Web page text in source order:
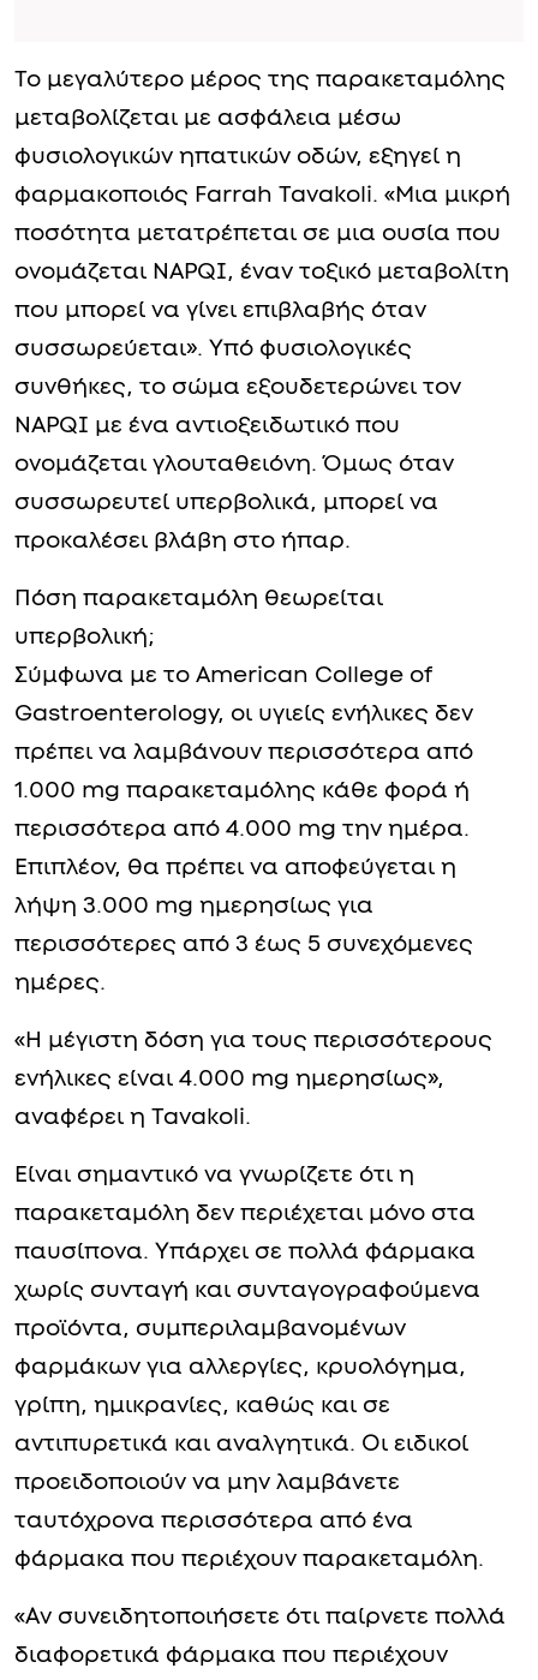
Το μεγαλύτερο μέρος της παρακεταμόλης
μεταβολίζεται με ασφάλεια μέσω
φυσιολογικών ηπατικών οδών, εξηγεί η
φαρμακοποιός Farrah Tavakoli. «Μια μικρή
ποσότητα μετατρέπεται σε μια ουσία που
ονομάζεται NAPQI, έναν τοξικό μεταβολίτη
που μπορεί να γίνει επιβλαβής όταν
συσσωρεύεται». Υπό φυσιολογικές
συνθήκες, το σώμα εξουδετερώνει τον
NAPQI με ένα αντιοξειδωτικό που
ονομάζεται γλουταθειόνη. Όμως όταν
συσσωρευτεί υπερβολικά, μπορεί να
προκαλέσει βλάβη στο ήπαρ.
Πόση παρακεταμόλη θεωρείται
υπερβολική;
Σύμφωνα με το American College of
Gastroenterology, οι υγιείς ενήλικες δεν
πρέπει να λαμβάνουν περισσότερα από
1.000 mg παρακεταμόλης κάθε φορά ή
περισσότερα από 4.000 mg την ημέρα.
Επιπλέον, θα πρέπει να αποφεύγεται η
λήψη 3.000 mg ημερησίως για
περισσότερες από 3 έως 5 συνεχόμενες
ημέρες.
«Η μέγιστη δόση για τους περισσότερους
ενήλικες είναι 4.000 mg ημερησίως»,
αναφέρει η Tavakoli.
Είναι σημαντικό να γνωρίζετε ότι η
παρακεταμόλη δεν περιέχεται μόνο στα
παυσίπονα. Υπάρχει σε πολλά φάρμακα
χωρίς συνταγή και συνταγογραφούμενα
προϊόντα, συμπεριλαμβανομένων
φαρμάκων για αλλεργίες, κρυολόγημα,
γρίπη, ημικρανίες, καθώς και σε
αντιπυρετικά και αναλγητικά. Οι ειδικοί
προειδοποιούν να μην λαμβάνετε
ταυτόχρονα περισσότερα από ένα
φάρμακα που περιέχουν παρακεταμόλη.
«Αν συνειδητοποιήσετε ότι παίρνετε πολλά
διαφορετικά φάρμακα που περιέχουν